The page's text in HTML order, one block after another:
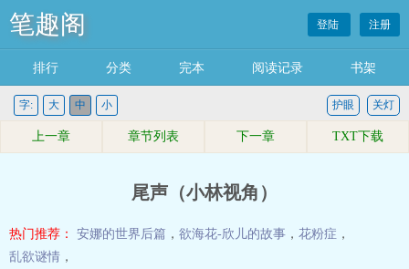
笔趣阁 登陆 注册
排行 分类 完本 阅读记录 书架
字: 大 中 小 关灯
护眼
上一章 章节列表 下一章 TXT下载
尾声（小林视角）
热门推荐： 安娜的世界后篇 ， 欲海花-欣儿的故事 ， 花粉症 ，
乱欲谜情 ，